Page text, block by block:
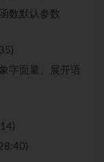
数默认参数
字面量、展开语